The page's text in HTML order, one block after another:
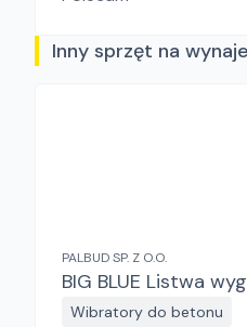
Inny sprzęt na
PALBUD SP. Z O.O.
BIG BLUE Listwa
Wibratory do betonu